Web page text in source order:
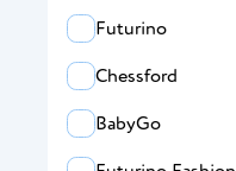
Futurino
Chessford
BabyGo